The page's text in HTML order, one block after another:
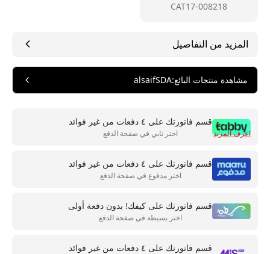
CAT17-008218
المزيد من التفاصيل
مشاهدة منتجات البائع:
alsaifSDA
قسم فاتورتك على ٤ دفعات من غير فوائد
اختر تابي في صفحة الدفع اعرف المزيد
قسم فاتورتك على ٤ دفعات من غير فوائد
اختر مدفوع في صفحة الدفع
قسم فاتورتك على كيفك! بدون دفعة أولى
اختر بسيطة في صفحة الدفع
قسم فاتورتك على ٤ دفعات من غير فوائد